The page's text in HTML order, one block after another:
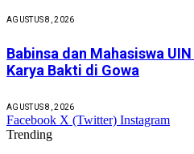
AGUSTUS 8, 2026
Babinsa dan Mahasiswa
Karya Bakti di Gowa
AGUSTUS 8, 2026
Facebook X (Twitter) Instagram
Trending